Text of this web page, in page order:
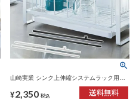
山崎実業 シンク上伸縮システムラック用伸
縮バー タワー tower | キッチン雑貨・タワー
シリーズ
¥2,350 税込